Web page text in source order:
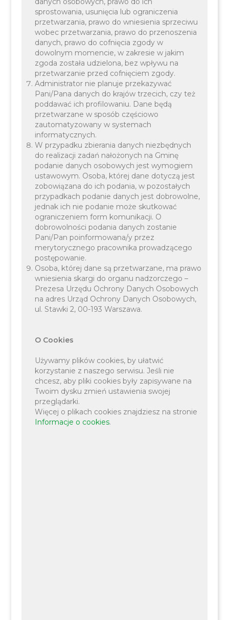
Sołtys:Marcin Soja
Warte uwagi:
Cmentarzysko kultury łużyckiej,
Jaskinia nad Samcowym Polem (pod
Baczynem).
sprostowania, usunięcia lub ograniczenia
przetwarzania, prawo do wniesienia sprzeciwu
wobec przetwarzania, prawo do przenoszenia
danych, prawo do cofnięcia zgody w
dowolnym momencie, w zakresie w jakim
zgoda została udzielona, bez wpływu na
przetwarzanie przed cofnięciem zgody.
Administrator nie planuje przekazywać
Pani/Pana danych do krajów trzecich, czy też
poddawać ich profilowaniu. Dane będą
przetwarzane w sposób częściowo
zautomatyzowany w systemach
informatycznych.
W przypadku zbierania danych niezbędnych
do realizacji zadań nałożonych na Gminę
podanie danych osobowych jest wymogiem
ustawowym. Osoba, której dane dotyczą jest
zobowiązana do ich podania, w pozostałych
przypadkach podanie danych jest dobrowolne,
jednak ich nie podanie może skutkować
ograniczeniem form komunikacji. O
dobrowolności podania danych zostanie
Pani/Pan poinformowana/y przez
merytorycznego pracownika prowadzącego
postępowanie.
Osoba, której dane są przetwarzane, ma prawo
wniesienia skargi do organu nadzorczego –
Prezesa Urzędu Ochrony Danych Osobowych
na adres Urząd Ochrony Danych Osobowych,
ul. Stawki 2, 00-193 Warszawa.
O Cookies
Używamy plików cookies, by ułatwić
korzystanie z naszego serwisu. Jeśli nie
chcesz, aby pliki cookies były zapisywane na
Twoim dysku zmień ustawienia swojej
przeglądarki.
Więcej o plikach cookies znajdziesz na stronie
Informacje o cookies.